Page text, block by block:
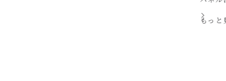
なり合うことで、単一素材では表現で
行きと表情を生み出しています。 ダ